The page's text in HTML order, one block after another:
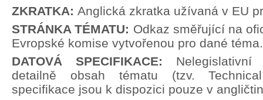
ZKRATKA: Anglická zkratka užívaná v EU
STRÁNKA TÉMATU: Odkaz směřující na
Evropské komise vytvořenou pro dané téma.
DATOVÁ SPECIFIKACE:
detailně obsah tématu (tzv.
specifikace jsou k dispozici pouze v